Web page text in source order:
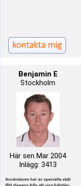
Benjamin E
Stockholm
Här sen Mar 2004
Inlägg: 3413